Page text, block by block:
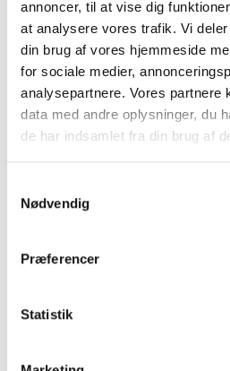
annoncer, til at vise dig
at analysere vores trafik. Vi
din brug af vores hjemmeside
for sociale medier,
analysepartnere. Vores partnere
data med andre oplysninger, du
de har indsamlet fra din brug af
Nødvendig
Præferencer
Statistik
Der er flere oplysninger om
videnskabelige publikationer
Detection of
Registrations in the .eu
Assessing the
Registrations